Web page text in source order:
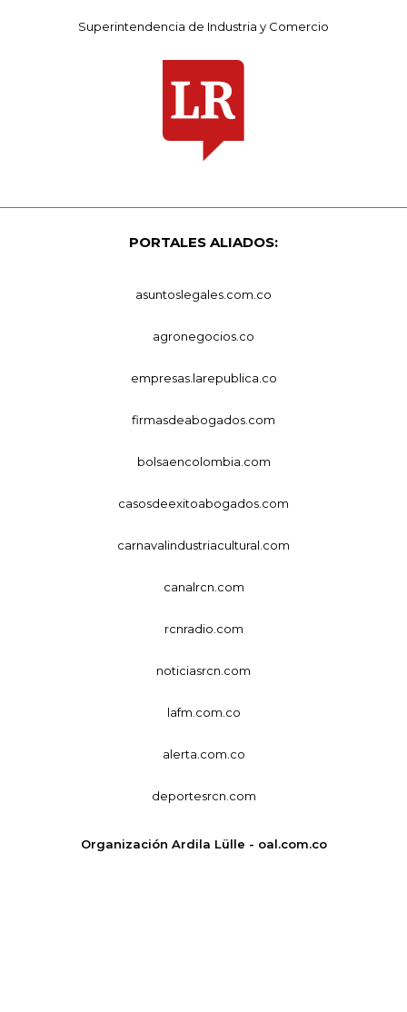
Superintendencia de Industria y Comercio
PORTALES ALIADOS:
asuntoslegales.com.co
agronegocios.co
empresas.larepublica.co
firmasdeabogados.com
bolsaencolombia.com
casosdeexitoabogados.com
carnavalindustriacultural.com
canalrcn.com
rcnradio.com
noticiasrcn.com
lafm.com.co
alerta.com.co
deportesrcn.com
Organización Ardila Lülle - oal.com.co